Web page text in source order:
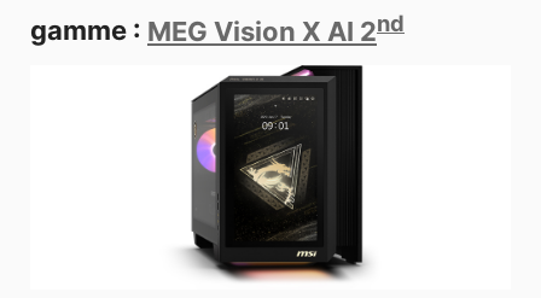
gamme : MEG Vision X AI 2nd